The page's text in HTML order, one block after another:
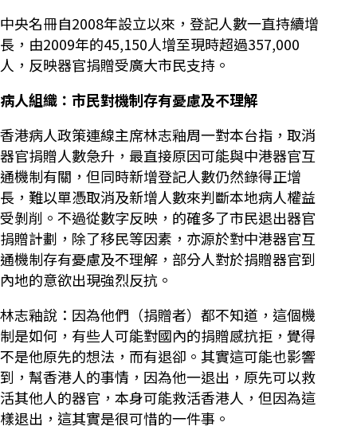
中央名冊自2008年設立以來，登記人數一直持續增
長，由2009年的45,150人增至現時超過357,000
人，反映器官捐贈受廣大市民支持。
病人組織：市民對機制存有憂慮及不理解
香港病人政策連線主席林志釉周一對本台指，取消
器官捐贈人數急升，最直接原因可能與中港器官互
通機制有關，但同時新增登記人數仍然錄得正增
長，難以單憑取消及新增人數來判斷本地病人權益
受剝削。不過從數字反映，的確多了市民退出器官
捐贈計劃，除了移民等因素，亦源於對中港器官互
通機制存有憂慮及不理解，部分人對於捐贈器官到
內地的意欲出現強烈反抗。
林志釉說：因為他們（捐贈者）都不知道，這個機
制是如何，有些人可能對國內的捐贈感抗拒，覺得
不是他原先的想法，而有退卻。其實這可能也影響
到，幫香港人的事情，因為他一退出，原先可以救
活其他人的器官，本身可能救活香港人，但因為這
樣退出，這其實是很可惜的一件事。